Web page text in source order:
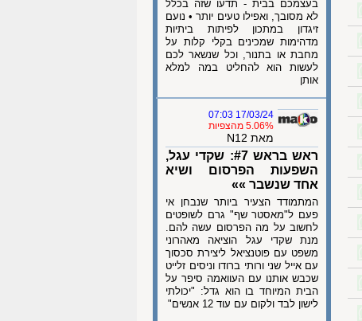
בעצמכם בבית - תדעו שזה בכלל
לא מסובך, ואפילו טעים יותר • נועם
זיגדון במתכון לפיתות ביתיות
מדהימות שמכינים בקלי קלות על
מחבת או בתנור, וכל שנשאר לכם
לעשות הוא להחליט במה למלא
אותן
17/03/24 07:03
5.06% מהצפיות
מאת N12
ראש בראש #7: שקדי עגל,
השפעות הפרסום ושיא
אחד שנשבר »»
המתמודד הצעיר ביותר שנבחן אי
פעם ל"מאסטר שף" גרם לשופטים
לחשוב על מה הפרסום עשה להם.
מנת שקדי עגל הוציאה מאהרוני
משפט עם פוטנציאל ליצירת סכסוך
עם אייל שני ורותי ברודו וניסים זלייט
שכבש אותנו עם העוואמה סיפר על
הבית המיוחד בו הוא גדל: "יכולתי
לישון לבד ולקום עם עוד 12 אנשים"